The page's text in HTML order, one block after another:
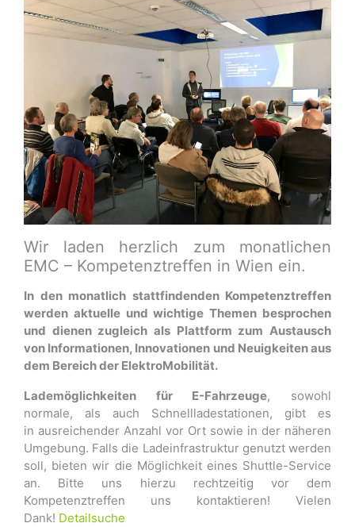
Wir laden herzlich zum monatlichen
EMC – Kompetenztreffen in Wien ein.
In den monatlich stattfindenden Kompetenztreffen
werden aktuelle und wichtige Themen besprochen
und dienen zugleich als Plattform zum Austausch
von Informationen, Innovationen und Neuigkeiten aus
dem Bereich der ElektroMobilität.
Lademöglichkeiten für E-Fahrzeuge, sowohl
normale, als auch Schnellladestationen, gibt es
in ausreichender Anzahl vor Ort sowie in der näheren
Umgebung. Falls die Ladeinfrastruktur genutzt werden
soll, bieten wir die Möglichkeit eines Shuttle-Service
an. Bitte uns hierzu rechtzeitig vor dem
Kompetenztreffen uns kontaktieren! Vielen
Dank! Detailsuche